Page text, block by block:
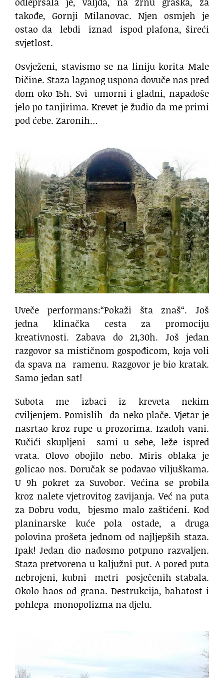
takođe, Gornji Milanovac. Njen osmjeh je
ostao da
lebdi iznad
ispod plafona, šireći
svjetlost.
Osvježeni, stavismo se na liniju korita Male
Dičine. Staza laganog uspona dovuče nas pred
dom oko 15h. Svi umorni i gladni, napadoše
jelo po tanjirima. Krevet je žudio da me primi
pod ćebe. Zaronih…
Uveče performans:“Pokaži šta znaš“. Još
jedna klinačka cesta za promociju
kreativnosti. Zabava do 21,30h. Još jedan
razgovor sa mističnom gospođicom, koja voli
da spava na ramenu. Razgovor je bio kratak.
Samo jedan sat!
Subota me izbaci iz kreveta nekim
cviljenjem. Pomislih da neko plače. Vjetar je
nasrtao kroz rupe u prozorima. Izađoh vani.
Kučići skupljeni
sami u sebe, leže ispred
vrata. Olovo obojilo nebo. Miris oblaka je
golicao nos. Doručak se podavao viljuškama.
U 9h pokret za Suvobor. Većina se probila
kroz nalete vjetrovitog zavijanja. Već na puta
za Dobru vodu,
bjesmo malo zaštićeni. Kod
planinarske kuće pola ostade, a druga
polovina prošeta jednom od najljepših staza.
Ipak! Jedan dio nađosmo potpuno razvaljen.
Staza pretvorena u kaljužni put. A pored puta
nebrojeni, kubni
metri posječenih stabala.
Okolo haos od grana. Destrukcija, bahatost i
pohlepa monopolizma na djelu.